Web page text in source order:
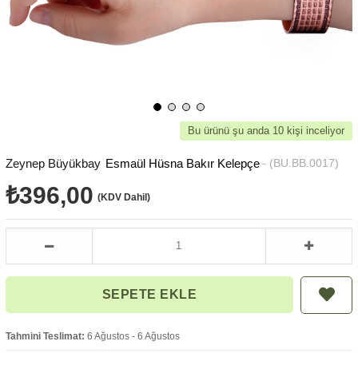
Bu ürünü şu anda 10 kişi inceliyor
Zeynep Büyükbay Esmaül Hüsna Bakır Kelepçe (BU.BB.0017)
₺396,00 (KDV Dahil)
Tahmini Teslimat: 6 Ağustos - 6 Ağustos